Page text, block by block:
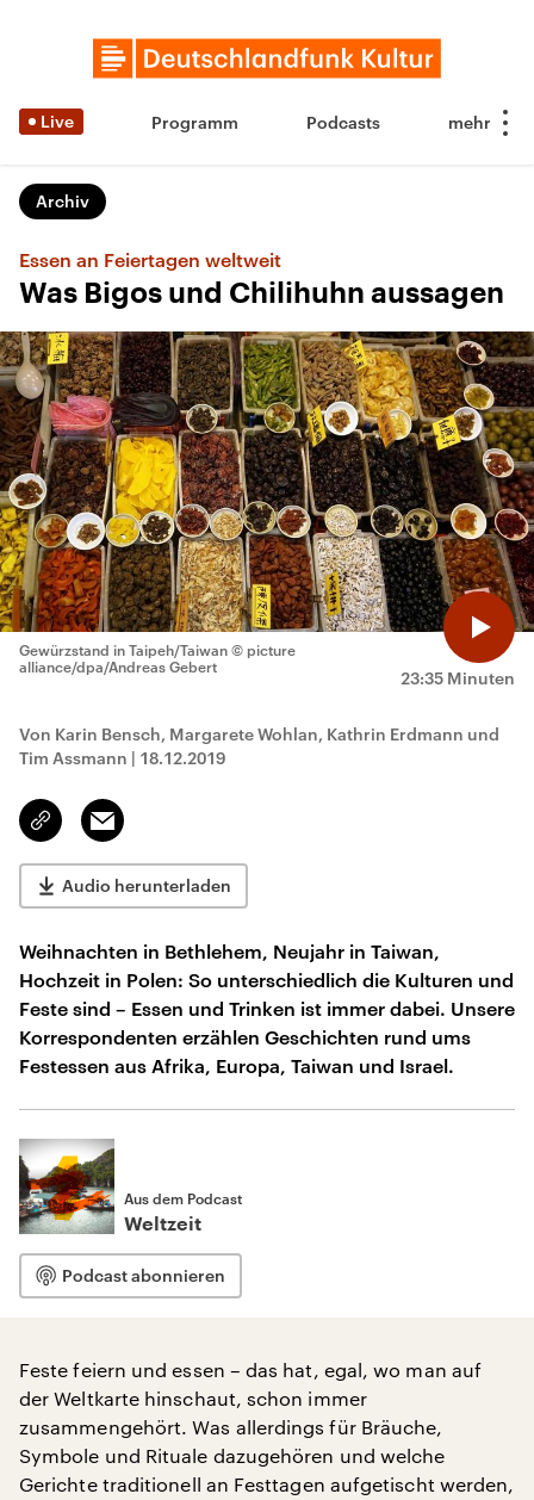
Live Programm Podcasts
Archiv
Essen an Feiertagen weltweit
Was Bigos und Chilihuhn aussagen
23:35 Minuten
Gewürzstand in Taipeh/Taiwan © picture
alliance/dpa/Andreas Gebert
Von Karin Bensch, Margarete Wohlan, Kathrin Erdmann und
Tim Assmann | 18.12.2019
Link
kopieren/teilen
Email
Audio herunterladen
Weihnachten in Bethlehem, Neujahr in Taiwan,
Hochzeit in Polen: So unterschiedlich die Kulturen und
Feste sind – Essen und Trinken ist immer dabei. Unsere
Korrespondenten erzählen Geschichten rund ums
Festessen aus Afrika, Europa, Taiwan und Israel.
Aus dem Podcast
Weltzeit
Podcast abonnieren
Feste feiern und essen – das hat, egal, wo man auf
der Weltkarte hinschaut, schon immer
zusammengehört. Was allerdings für Bräuche,
Symbole und Rituale dazugehören und welche
Gerichte traditionell an Festtagen aufgetischt werden,